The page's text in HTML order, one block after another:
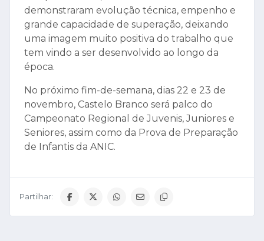
demonstraram evolução técnica, empenho e
grande capacidade de superação, deixando
uma imagem muito positiva do trabalho que
tem vindo a ser desenvolvido ao longo da
época.
No próximo fim-de-semana, dias 22 e 23 de
novembro, Castelo Branco será palco do
Campeonato Regional de Juvenis, Juniores e
Seniores, assim como da Prova de Preparação
de Infantis da ANIC.
Partilhar: